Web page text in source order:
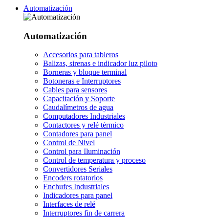
Automatización
Automatización
Accesorios para tableros
Balizas, sirenas e indicador luz piloto
Borneras y bloque terminal
Botoneras e Interruptores
Cables para sensores
Capacitación y Soporte
Caudalímetros de agua
Computadores Industriales
Contactores y relé térmico
Contadores para panel
Control de Nivel
Control para Iluminación
Control de temperatura y proceso
Convertidores Seriales
Encoders rotatorios
Enchufes Industriales
Indicadores para panel
Interfaces de relé
Interruptores fin de carrera